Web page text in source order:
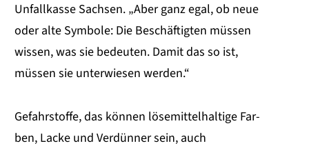
Unfallkasse Sachsen. „Aber ganz egal, ob neue
oder alte Symbole: Die Beschäftigten müssen
wissen, was sie bedeuten. Damit das so ist,
müssen sie unterwiesen werden.“
Gefahrstoffe, das können lösemittelhaltige Far-
ben, Lacke und Verdünner sein, auch